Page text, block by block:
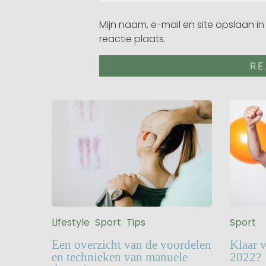
Mijn naam, e-mail en site opslaan
reactie plaats.
Lifestyle Sport Tips
Een overzicht van de voordelen
en technieken van manuele
Sport
Klaar
2022?